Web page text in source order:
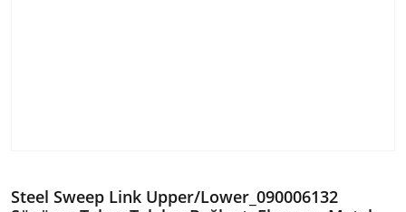
Steel Sweep Link Upper/Lower_090006132